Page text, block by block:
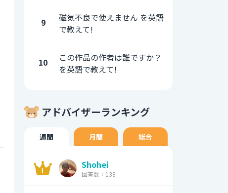
9
磁気不良で使えません を英語
で教えて!
10
この作品の作者は誰ですか？
を英語で教えて!
アドバイザーランキング
週間 月間 総合
Shohei
回答数：138